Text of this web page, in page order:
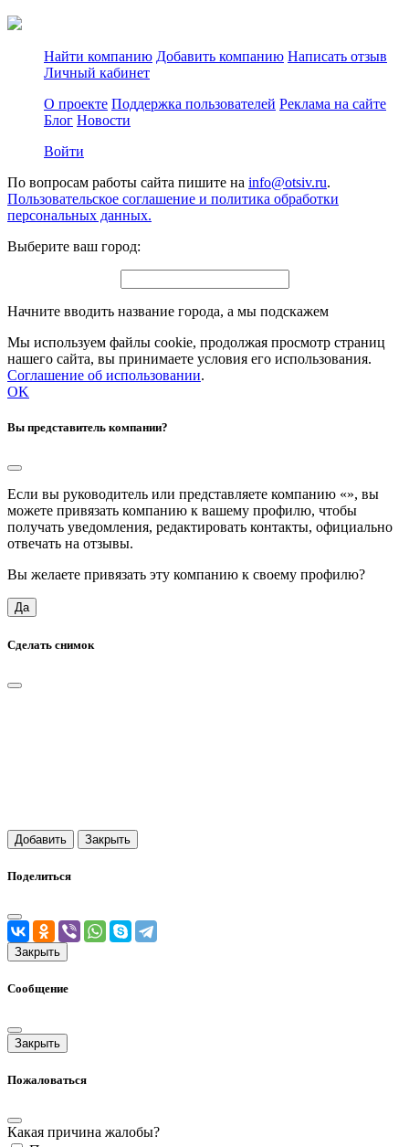
Найти компанию Добавить компанию Написать отзыв
Личный кабинет
О проекте Поддержка пользователей Реклама на сайте
Блог Новости
Войти
По вопросам работы сайта пишите на info@otsiv.ru.
Пользовательское соглашение и политика обработки
персональных данных.
Выберите ваш город:
Начните вводить название города, а мы подскажем
Мы используем файлы cookie, продолжая просмотр страниц
нашего сайта, вы принимаете условия его использования.
Соглашение об использовании.
OK
Вы представитель компании?
Если вы руководитель или представляете компанию «», вы
можете привязать компанию к вашему профилю, чтобы
получать уведомления, редактировать контакты, официально
отвечать на отзывы.
Вы желаете привязать эту компанию к своему профилю?
Да
Сделать снимок
Добавить Закрыть
Поделиться
Закрыть
Сообщение
Закрыть
Пожаловаться
Какая причина жалобы?